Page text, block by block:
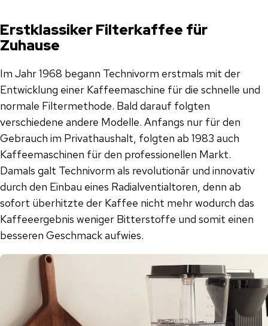
Erstklassiker Filterkaffee für
Zuhause
Im Jahr 1968 begann Technivorm erstmals mit der
Entwicklung einer Kaffeemaschine für die schnelle und
normale Filtermethode. Bald darauf folgten
verschiedene andere Modelle. Anfangs nur für den
Gebrauch im Privathaushalt, folgten ab 1983 auch
Kaffeemaschinen für den professionellen Markt.
Damals galt Technivorm als revolutionär und innovativ
durch den Einbau eines Radialventialtoren, denn ab
sofort überhitzte der Kaffee nicht mehr wodurch das
Kaffeeergebnis weniger Bitterstoffe und somit einen
besseren Geschmack aufwies.